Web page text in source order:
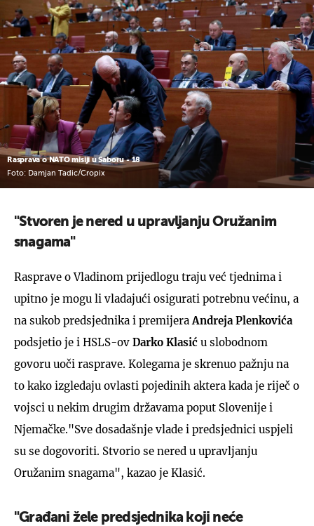
Rasprava o NATO misiji u Saboru - 18
Foto: Damjan Tadic/Cropix
"Stvoren je nered u upravljanju Oružanim
snagama"
Rasprave o Vladinom prijedlogu traju već tjednima i
upitno je mogu li vladajući osigurati potrebnu većinu, a
na sukob predsjednika i premijeraAndreja Plenkovića
podsjetio je i HSLS-ov Darko Klasić u slobodnom
govoru uoči rasprave. Kolegama je skrenuo pažnju na
to kako izgledaju ovlasti pojedinih aktera kada je riječ o
vojsci u nekim drugim državama poput Slovenije i
Njemačke."Sve dosadašnje vlade i predsjednici uspjeli
su se dogovoriti. Stvorio se nered u upravljanju
Oružanim snagama", kazao je Klasić.
"Građani žele predsjednika koji neće